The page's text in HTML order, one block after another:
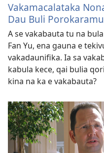
Vakamacalataka
Dau Buli
A se vakabauta tu na
Fan Yu, ena gauna e
vakadaunifika. Ia sa
kabula kece, qai bulia
kina na ka e vakabauta?